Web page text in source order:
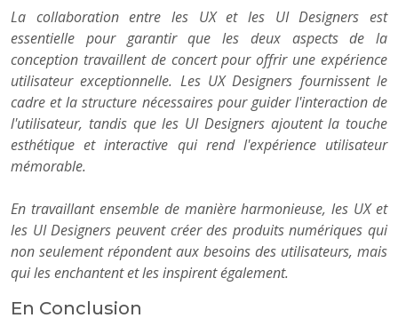
La collaboration entre les UX et les UI Designers est
essentielle pour garantir que les deux aspects de la
conception travaillent de concert pour offrir une expérience
utilisateur exceptionnelle. Les UX Designers fournissent le
cadre et la structure nécessaires pour guider l'interaction de
l'utilisateur, tandis que les UI Designers ajoutent la touche
esthétique et interactive qui rend l'expérience utilisateur
mémorable.
En travaillant ensemble de manière harmonieuse, les UX et
les UI Designers peuvent créer des produits numériques qui
non seulement répondent aux besoins des utilisateurs, mais
qui les enchantent et les inspirent également.
En Conclusion